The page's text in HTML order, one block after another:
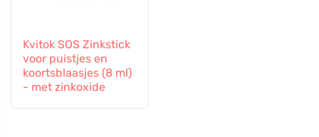
Kvitok SOS Zinkstick
voor puistjes en
koortsblaasjes (8 ml)
- met zinkoxide